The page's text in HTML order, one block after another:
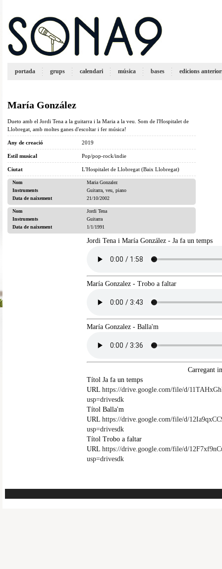
portada grups calendari música bases edicions
María González
Dueto amb el Jordi Tena a la guitarra i la Maria a la veu. Som de l'Hospitalet de
Llobregat, amb moltes ganes d'escoltar i fer música!
Any de creació 2019
Estil musical Pop/pop-rock/indie
Ciutat L'Hospitalet de Llobregat (Baix Llobregat)
Nom
Maria Gonzalez
Instruments
Guitarra, veu, piano
Data de naixement
21/10/2002
Nom
Jordi Tena
Instruments
Guitarra
Data de naixement
1/1/1991
Jordi Tena i María González - Ja fa un temps
María Gonzalez - Trobo a faltar
María Gonzalez - Balla'm
Carregant
Títol Ja fa un temps
URL https://drive.google.com/file/d/
usp=drivesdk
Títol Balla'm
URL https://drive.google.com/file/d/
usp=drivesdk
Títol Trobo a faltar
URL https://drive.google.com/file/d/
usp=drivesdk